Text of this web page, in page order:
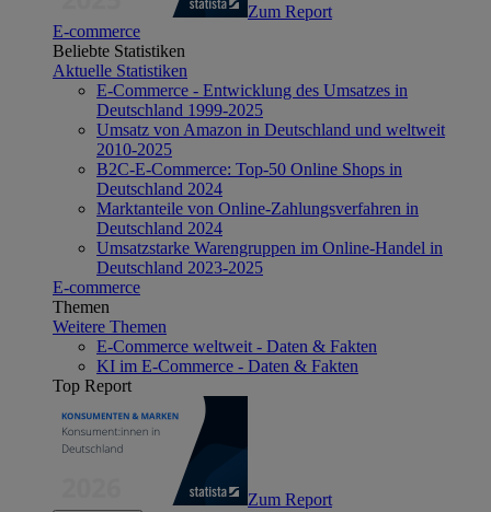
Zum Report
E-commerce
Beliebte Statistiken
Aktuelle Statistiken
E-Commerce - Entwicklung des Umsatzes in
Deutschland 1999-2025
Umsatz von Amazon in Deutschland und weltweit
2010-2025
B2C-E-Commerce: Top-50 Online Shops in
Deutschland 2024
Marktanteile von Online-Zahlungsverfahren in
Deutschland 2024
Umsatzstarke Warengruppen im Online-Handel in
Deutschland 2023-2025
E-commerce
Themen
Weitere Themen
E-Commerce weltweit - Daten & Fakten
KI im E-Commerce - Daten & Fakten
Top Report
Zum Report